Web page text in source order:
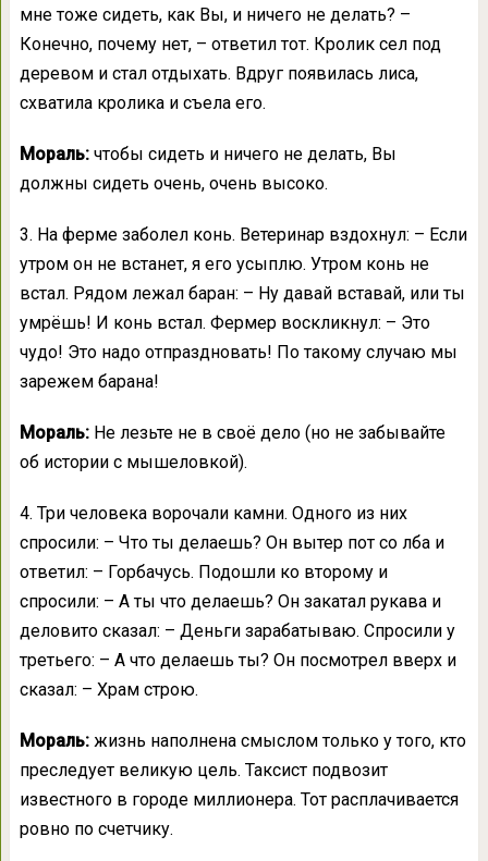
мне тоже сидеть, как Вы, и ничего не делать? –
Конечно, почему нет, – ответил тот. Кролик сел под
деревом и стал отдыхать. Вдруг появилась лиса,
схватила кролика и съела его.
Мораль:чтобы сидеть и ничего не делать, Вы
должны сидеть очень, очень высоко.
3. На ферме заболел конь. Ветеринар вздохнул: – Если
утром он не встанет, я его усыплю. Утром конь не
встал. Рядом лежал баран: – Ну давай вставай, или ты
умрёшь! И конь встал. Фермер воскликнул: – Это
чудо! Это надо отпраздновать! По такому случаю мы
зарежем барана!
Мораль:Не лезьте не в своё дело (но не забывайте
об истории с мышеловкой).
4. Три человека ворочали камни. Одного из них
спросили: – Что ты делаешь? Он вытер пот со лба и
ответил: – Горбачусь. Подошли ко второму и
спросили: – А ты что делаешь? Он закатал рукава и
деловито сказал: – Деньги зарабатываю. Спросили у
третьего: – А что делаешь ты? Он посмотрел вверх и
сказал: – Храм строю.
Мораль:жизнь наполнена смыслом только у того, кто
преследует великую цель. Таксист подвозит
известного в городе миллионера. Тот расплачивается
ровно по счетчику.